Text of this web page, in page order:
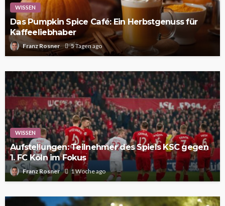
WISSEN
Das Pumpkin Spice Café: Ein Herbstgenuss für
Kaffeeliebhaber
Franz Rosner 5 Tagen ago
WISSEN
Aufstellungen: Teilnehmer des Spiels KSC gegen
1. FC Köln im Fokus
Franz Rosner 1 Woche ago